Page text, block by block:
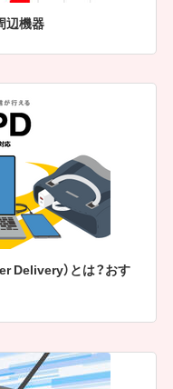
辺機器
Delivery）とは？おす